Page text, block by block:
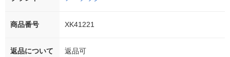
商品番号 XK41221
返品について
返品可